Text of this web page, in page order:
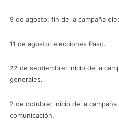
9 de agosto: fin de la campaña
11 de agosto: elecciones Paso.
22 de septiembre: inicio de la
generales.
2 de octubre: inicio de la
comunicación.